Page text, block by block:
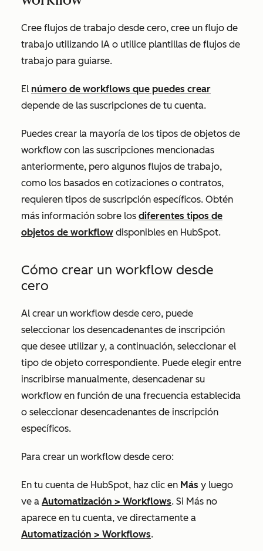
Cree flujos de trabajo desde cero, cree un flujo de
trabajo utilizando IA o utilice plantillas de flujos de
trabajo para guiarse.
El número de workflows que puedes crear
depende de las suscripciones de tu cuenta.
Puedes crear la mayoría de los tipos de objetos de
workflow con las suscripciones mencionadas
anteriormente, pero algunos flujos de trabajo,
como los basados en cotizaciones o contratos,
requieren tipos de suscripción específicos. Obtén
más información sobre los diferentes tipos de
objetos de workflow disponibles en HubSpot.
Cómo crear un workflow desde
cero
Al crear un workflow desde cero, puede
seleccionar los desencadenantes de inscripción
que desee utilizar y, a continuación, seleccionar el
tipo de objeto correspondiente. Puede elegir entre
inscribirse manualmente, desencadenar su
workflow en función de una frecuencia establecida
o seleccionar desencadenantes de inscripción
específicos.
Para crear un workflow desde cero:
En tu cuenta de HubSpot, haz clic en Más y luego
ve a Automatización > Workflows. Si Más no
aparece en tu cuenta, ve directamente a
Automatización > Workflows.